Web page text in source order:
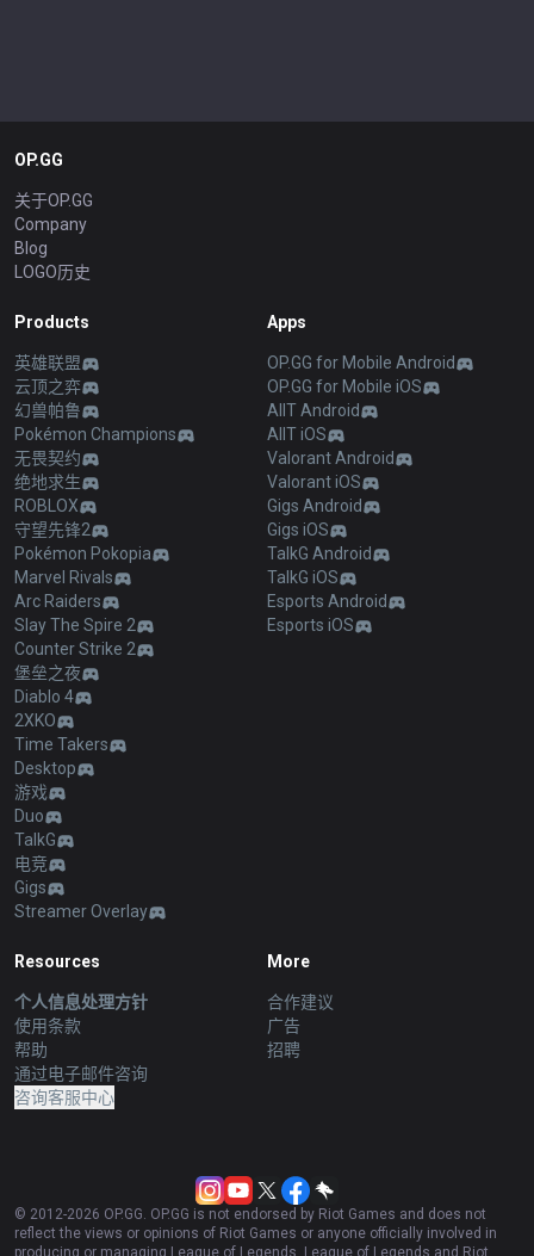
OP.GG
关于OP.GG
Company
Blog
LOGO历史
Products
英雄联盟
云顶之弈
幻兽帕鲁
Pokémon Champions
无畏契约
绝地求生
ROBLOX
守望先锋2
Pokémon Pokopia
Marvel Rivals
Arc Raiders
Slay The Spire 2
Counter Strike 2
堡垒之夜
Diablo 4
2XKO
Time Takers
Desktop
游戏
Duo
TalkG
电竞
Gigs
Streamer Overlay
Apps
OP.GG for Mobile Android
OP.GG for Mobile iOS
AllT Android
AllT iOS
Valorant Android
Valorant iOS
Gigs Android
Gigs iOS
TalkG Android
TalkG iOS
Esports Android
Esports iOS
Resources
个人信息处理方针
使用条款
帮助
通过电子邮件咨询
咨询客服中心
More
合作建议
广告
招聘
© 2012-2026 OP.GG. OP.GG is not endorsed by Riot Games and does not
reflect the views or opinions of Riot Games or anyone officially involved in
producing or managing League of Legends. League of Legends and Riot